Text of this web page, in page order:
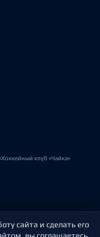
клуб «Чайка»
сайта и сделать его